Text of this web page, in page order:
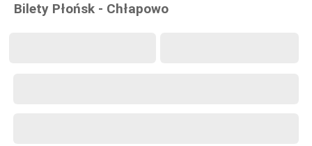
Bilety Płońsk - Chłapowo